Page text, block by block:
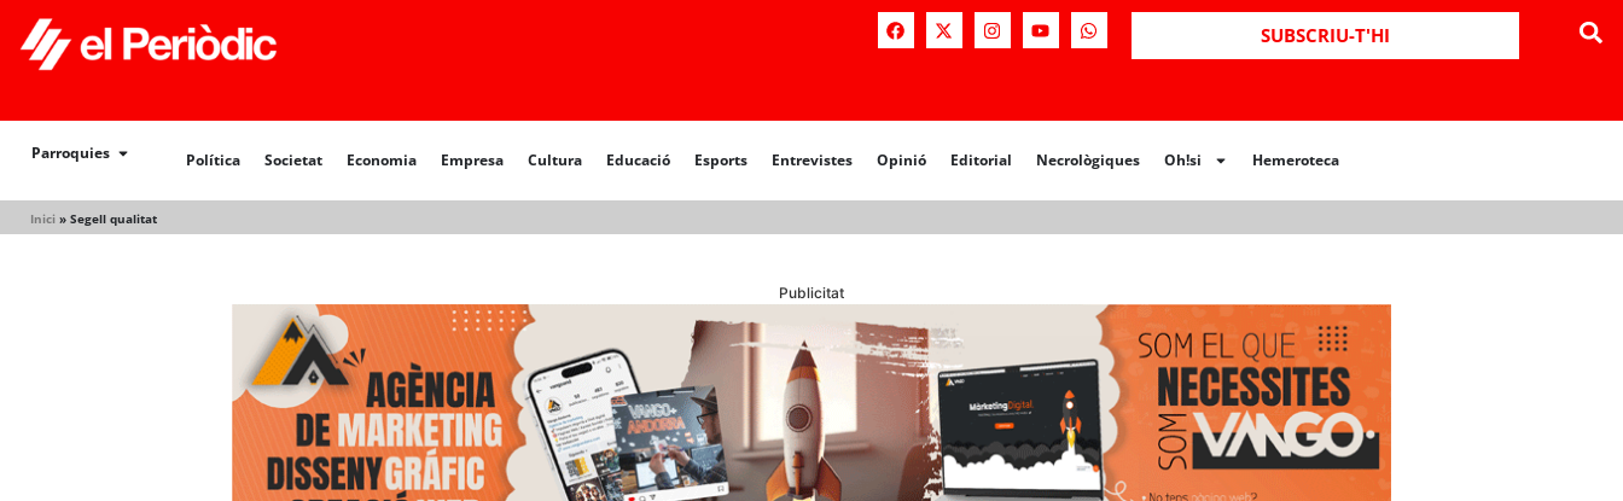
SUBSCRIU-T'HI
Parroquies Política Societat Economia Empresa Cultura Educació Esports Entrevistes Opinió Editorial Necrològiques Oh!si Hemeroteca
Inici » Segell qualitat
Política Societat Opinió Editorial Necrològiques Hemeroteca
Publicitat